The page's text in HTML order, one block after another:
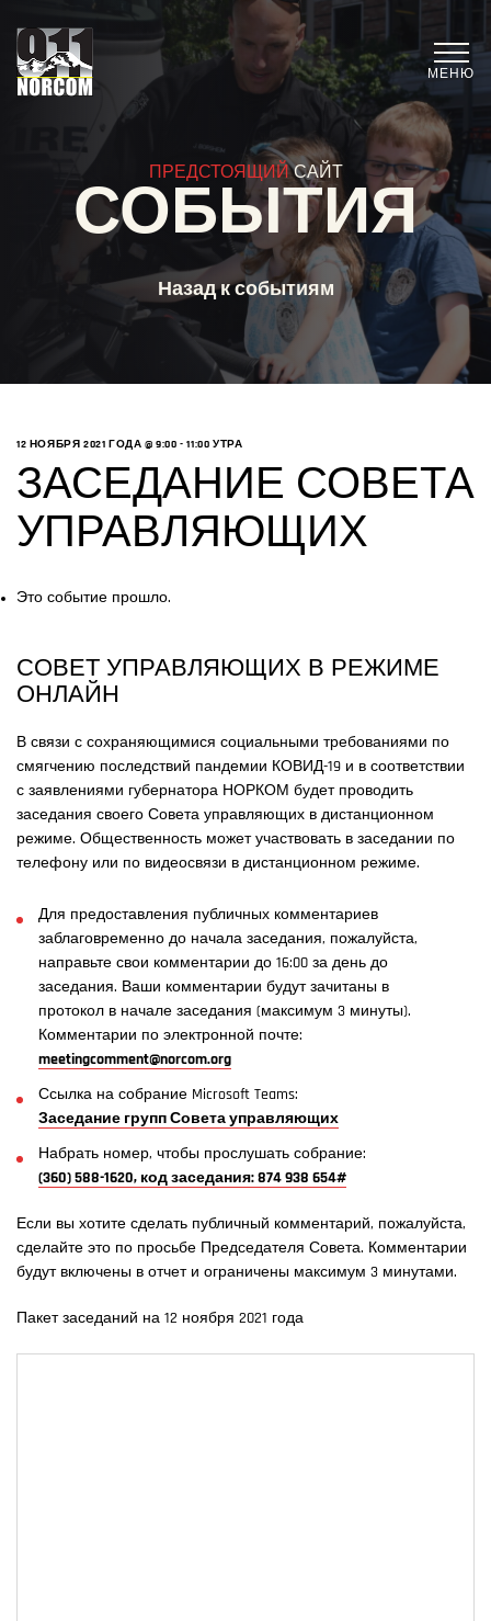
МЕНЮ
ПРЕДСТОЯЩИЙСАЙТ
СОБЫТИЯ
Назад к событиям
12 НОЯБРЯ 2021 ГОДА @ 9:00 -11:00 УТРА
ЗАСЕДАНИЕ СОВЕТА
УПРАВЛЯЮЩИХ
Это событие прошло.
СОВЕТ УПРАВЛЯЮЩИХ В РЕЖИМЕ
ОНЛАЙН
В связи с сохраняющимися социальными требованиями по
смягчению последствий пандемии КОВИД-19 и в соответствии
с заявлениями губернатора НОРКОМ будет проводить
заседания своего Совета управляющих в дистанционном
режиме. Общественность может участвовать в заседании по
телефону или по видеосвязи в дистанционном режиме.
Для предоставления публичных комментариев
заблаговременно до начала заседания, пожалуйста,
направьте свои комментарии до 16:00 за день до
заседания. Ваши комментарии будут зачитаны в
протокол в начале заседания (максимум 3 минуты).
Комментарии по электронной почте:
meetingcomment@norcom.org
Ссылка на собрание Microsoft Teams:
Заседание групп Совета управляющих
Набрать номер, чтобы прослушать собрание:
(360) 588-1620, код заседания: 874 938 654#
Если вы хотите сделать публичный комментарий, пожалуйста,
сделайте это по просьбе Председателя Совета. Комментарии
будут включены в отчет и ограничены максимум 3 минутами.
Пакет заседаний на 12 ноября 2021 года